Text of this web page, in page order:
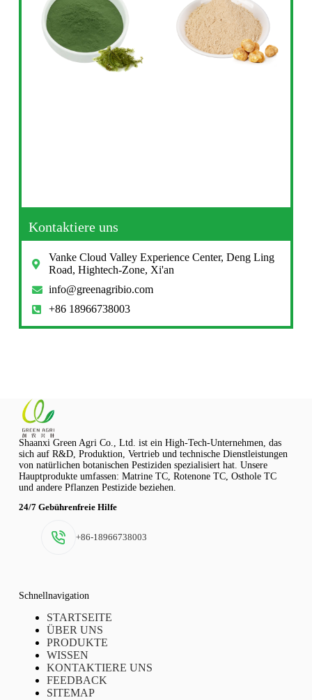
Kontaktiere uns
Vanke Cloud Valley Experience Center, Deng Ling
Road, Hightech-Zone, Xi'an
info@greenagribio.com
+86 18966738003
Shaanxi Green Agri Co., Ltd. ist ein High-Tech-Unternehmen, das
sich auf R&D, Produktion, Vertrieb und technische Dienstleistungen
von natürlichen botanischen Pestiziden spezialisiert hat. Unsere
Hauptprodukte umfassen: Matrine TC, Rotenone TC, Osthole TC
und andere Pflanzen Pestizide beziehen.
24/7 Gebührenfreie Hilfe
+86-18966738003
Schnellnavigation
STARTSEITE
ÜBER UNS
PRODUKTE
WISSEN
KONTAKTIERE UNS
FEEDBACK
SITEMAP